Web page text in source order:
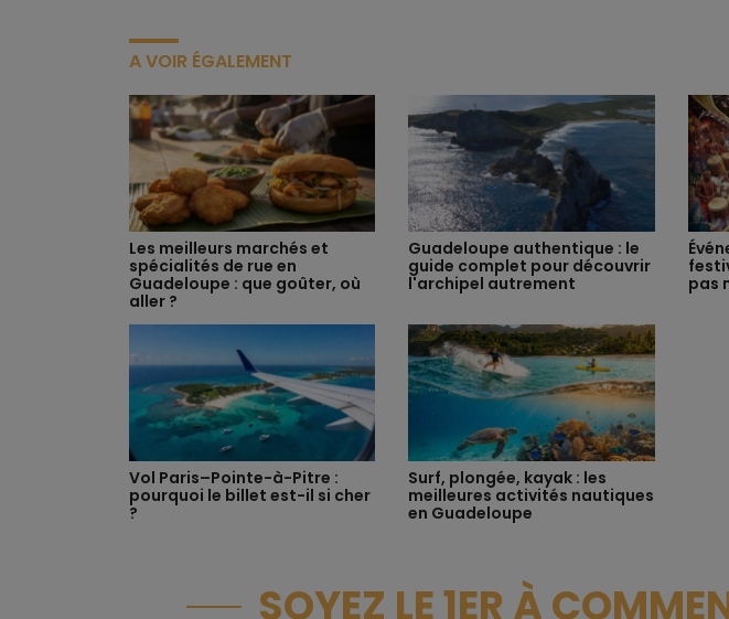
A VOIR ÉGALEMENT
Les meilleurs marchés et
spécialités de rue en
Guadeloupe : que goûter, où
aller ?
Guadeloupe authentique : le
guide complet pour découvrir
l'archipel autrement
pas
Vol Paris–Pointe-à-Pitre :
pourquoi le billet est-il si cher
?
Surf, plongée, kayak : les
meilleures activités nautiques
en Guadeloupe
SOYEZ LE 1ER À